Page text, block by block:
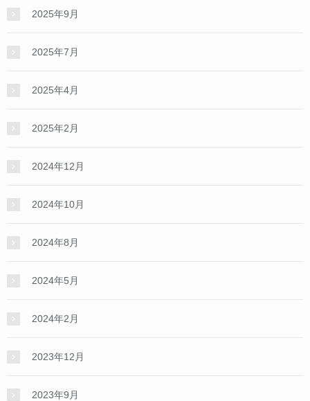
2025年9月
2025年7月
2025年4月
2025年2月
2024年12月
2024年10月
2024年8月
2024年5月
2024年2月
2023年12月
2023年9月